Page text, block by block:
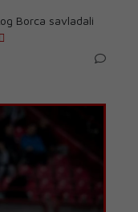
Borca savladali